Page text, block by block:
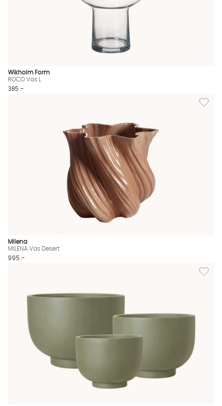
Wikholm Form
ROCO Vas L
385 :-
Lägg
Milena
MILENA Vas Desert
995 :-
Lägg